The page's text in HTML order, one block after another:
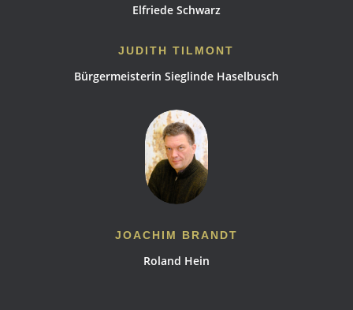
Elfriede Schwarz
JUDITH TILMONT
Bürgermeisterin Sieglinde Haselbusch
JOACHIM BRANDT
Roland Hein